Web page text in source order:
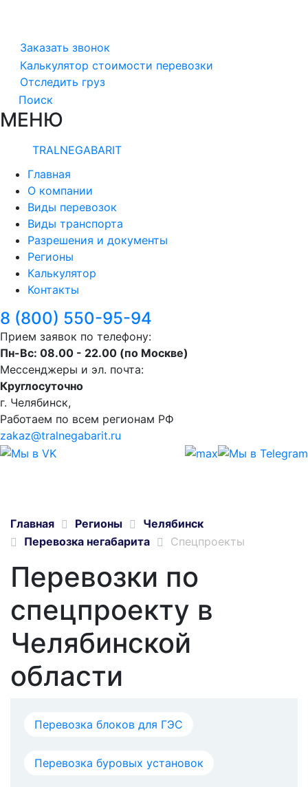
Заказать звонок
Калькулятор стоимости перевозки
Отследить груз
Поиск
МЕНЮ
TRALNEGABARIT
Главная
О компании
Виды перевозок
Виды транспорта
Разрешения и документы
Регионы
Калькулятор
Контакты
8 (800) 550-95-94
Прием заявок по телефону:
Пн-Вс: 08.00 - 22.00 (по Москве)
Мессенджеры и эл. почта:
Круглосуточно
г. Челябинск,
Работаем по всем регионам РФ
zakaz@tralnegabarit.ru
Главная Регионы
Челябинск
Перевозка негабарита
Спецпроекты
Перевозки по
спецпроекту в
Челябинской
области
Перевозка блоков для ГЭС
Перевозка буровых установок